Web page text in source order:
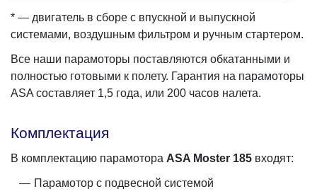
* — двигатель в сборе с впускной и выпускной
системами, воздушным фильтром и ручным стартером.
Все наши парамоторы поставляются обкатанными и
полностью готовыми к полету. Гарантия на парамоторы
ASA составляет 1,5 года, или 200 часов налета.
Комплектация
В комплектацию парамотора ASA Moster 185 входят:
Парамотор с подвесной системой